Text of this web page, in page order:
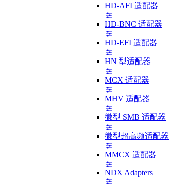
HD-AFI 适配器
HD-BNC 适配器
HD-EFI 适配器
HN 型适配器
MCX 适配器
MHV 适配器
微型 SMB 适配器
微型超高频适配器
MMCX 适配器
NDX Adapters